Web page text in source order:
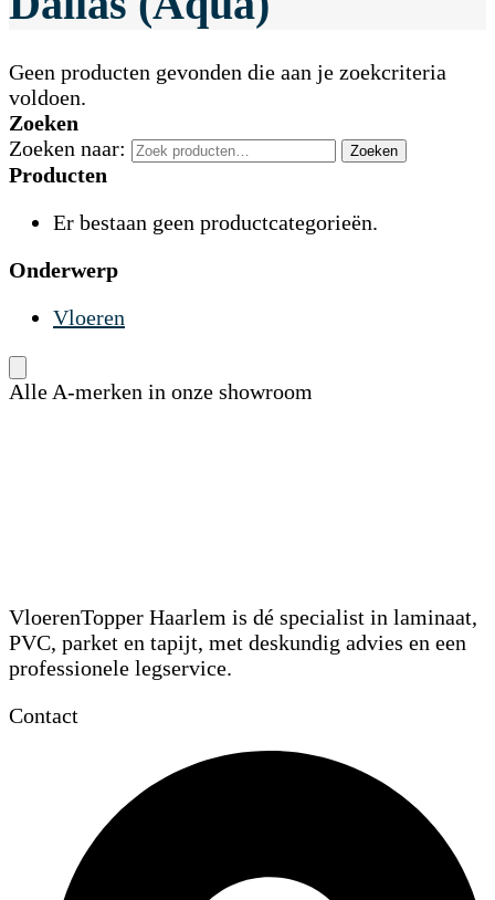
Geen producten gevonden die aan je zoekcriteria
voldoen.
Zoeken
Zoeken naar:
Zoeken
Producten
Er bestaan geen productcategorieën.
Onderwerp
Vloeren
Alle A-merken in onze showroom
VloerenTopper Haarlem is dé specialist in laminaat,
PVC, parket en tapijt, met deskundig advies en een
professionele legservice.
Contact